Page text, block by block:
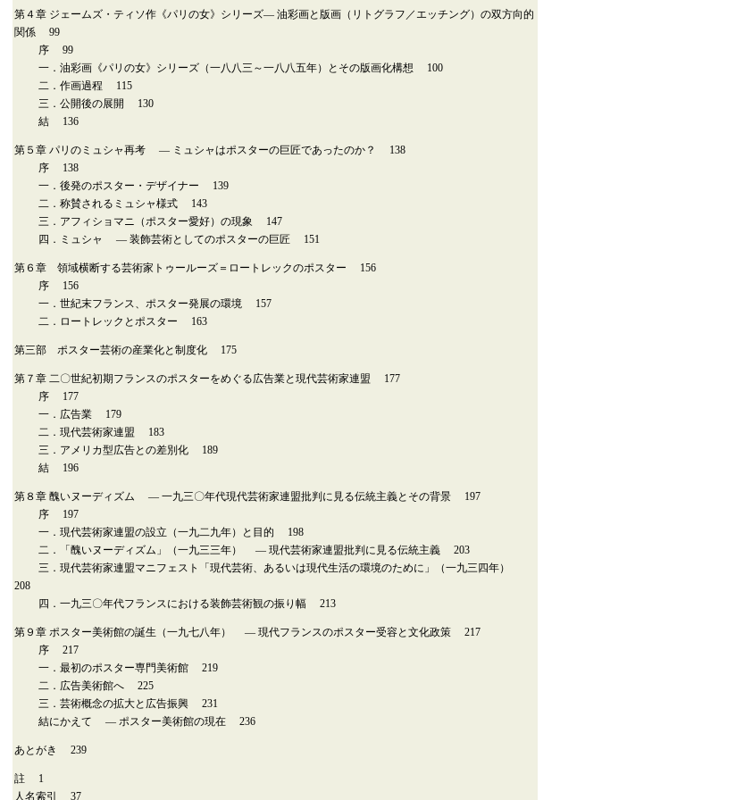
第４章 ジェームズ・ティソ作《パリの女》シリーズ― 油彩画と版画（リトグラフ／エッチング）の双方向的
関係 99
序 99
一．油彩画《パリの女》シリーズ（一八八三～一八八五年）とその版画化構想 100
二．作画過程 115
三．公開後の展開 130
結 136
第５章 パリのミュシャ再考 ― ミュシャはポスターの巨匠であったのか？ 138
序 138
一．後発のポスター・デザイナー 139
二．称賛されるミュシャ様式 143
三．アフィショマニ（ポスター愛好）の現象 147
四．ミュシャ ― 装飾芸術としてのポスターの巨匠 151
第６章 領域横断する芸術家トゥールーズ＝ロートレックのポスター 156
序 156
一．世紀末フランス、ポスター発展の環境 157
二．ロートレックとポスター 163
第三部 ポスター芸術の産業化と制度化 175
第７章 二〇世紀初期フランスのポスターをめぐる広告業と現代芸術家連盟 177
序 177
一．広告業 179
二．現代芸術家連盟 183
三．アメリカ型広告との差別化 189
結 196
第８章 醜いヌーディズム ― 一九三〇年代現代芸術家連盟批判に見る伝統主義とその背景 197
序 197
一．現代芸術家連盟の設立（一九二九年）と目的 198
二．「醜いヌーディズム」（一九三三年） ― 現代芸術家連盟批判に見る伝統主義 203
三．現代芸術家連盟マニフェスト「現代芸術、あるいは現代生活の環境のために」（一九三四年）
208
四．一九三〇年代フランスにおける装飾芸術観の振り幅 213
第９章 ポスター美術館の誕生（一九七八年） ― 現代フランスのポスター受容と文化政策 217
序 217
一．最初のポスター専門美術館 219
二．広告美術館へ 225
三．芸術概念の拡大と広告振興 231
結にかえて ― ポスター美術館の現在 236
あとがき 239
註 1
人名索引 37